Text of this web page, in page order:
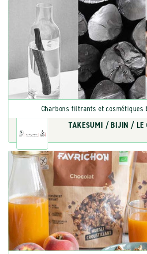
Charbons filtrants et cosmétiques
TAKESUMI / BIJIN / LE